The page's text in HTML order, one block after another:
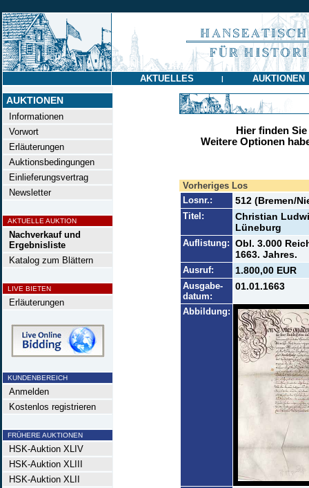
AKTUELLES | AUKTIONEN
AUKTIONEN
Informationen
Vorwort
Erläuterungen
Auktionsbedingungen
Einlieferungsvertrag
Newsletter
AKTUELLE AUKTION
Nachverkauf und
Ergebnisliste
Katalog zum Blättern
LIVE BIETEN
Erläuterungen
KUNDENBEREICH
Anmelden
Kostenlos registrieren
FRÜHERE AUKTIONEN
HSK-Auktion XLIV
HSK-Auktion XLIII
HSK-Auktion XLII
Hier finden
Weitere Optionen
Vorheriges Los
Losnr.:
512 (Bremen/
Titel:
Christian
Lüneburg
Auflistung: Obl. 3.000
1663. Jahres.
Ausruf: 1.800,00 EUR
Ausgabe-
datum:
01.01.1663
Abbildung: